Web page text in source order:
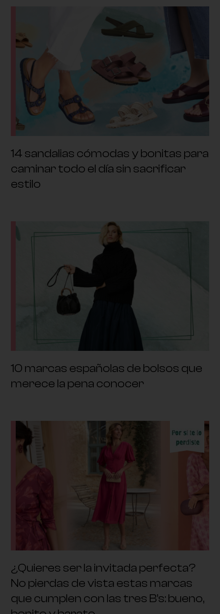
14 sandalias cómodas y bonitas para
caminar todo el día sin sacrificar
estilo
10 marcas españolas de bolsos que
merece la pena conocer
¿Quieres ser la invitada perfecta?
No pierdas de vista estas marcas
que cumplen con las tres B’s: bueno,